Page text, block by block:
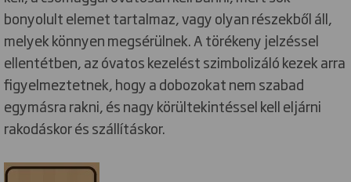
bonyolult elemet tartalmaz, vagy olyan részekből áll,
melyek könnyen megsérülnek. A törékeny jelzéssel
ellentétben, az óvatos kezelést szimbolizáló kezek arra
figyelmeztetnek, hogy a dobozokat nem szabad
egymásra rakni, és nagy körültekintéssel kell eljárni
rakodáskor és szállításkor.